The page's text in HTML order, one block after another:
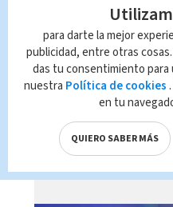
Telediario En
Brenes, 07 de
para darte la mejor
publicidad, entre otras
das tu consentimiento
nuestra Política de cookies
en tu
QUIERO SABER MÁS